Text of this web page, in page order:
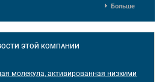
Больше
ЭТОЙ КОМПАНИИ
молекула, активированная низкими